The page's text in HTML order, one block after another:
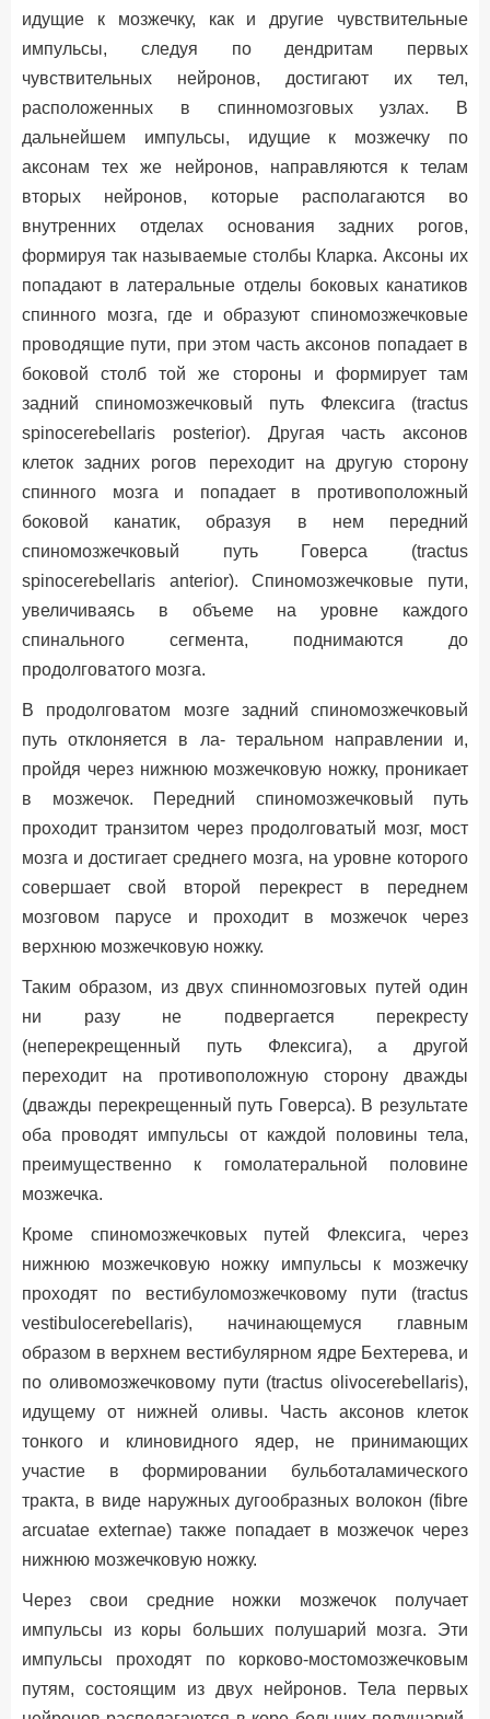
идущие к мозжечку, как и другие чувствительные
импульсы, следуя по дендритам первых
чувствительных нейронов, достигают их тел,
расположенных в спинномозговых узлах. В
дальнейшем импульсы, идущие к мозжечку по
аксонам тех же нейронов, направляются к телам
вторых нейронов, которые располагаются во
внутренних отделах основания задних рогов,
формируя так называемые столбы Кларка. Аксоны их
попадают в латеральные отделы боковых канатиков
спинного мозга, где и образуют спиномозжечковые
проводящие пути, при этом часть аксонов попадает в
боковой столб той же стороны и формирует там
задний спиномозжечковый путь Флексига (tractus
spinocerebellaris posterior). Другая часть аксонов
клеток задних рогов переходит на другую сторону
спинного мозга и попадает в противоположный
боковой канатик, образуя в нем передний
спиномозжечковый путь Говерса (tractus
spinocerebellaris anterior). Спиномозжечковые пути,
увеличиваясь в объеме на уровне каждого
спинального сегмента, поднимаются до
продолговатого мозга.
В продолговатом мозге задний спиномозжечковый
путь отклоняется в ла- теральном направлении и,
пройдя через нижнюю мозжечковую ножку, проникает
в мозжечок. Передний спиномозжечковый путь
проходит транзитом через продолговатый мозг, мост
мозга и достигает среднего мозга, на уровне которого
совершает свой второй перекрест в переднем
мозговом парусе и проходит в мозжечок через
верхнюю мозжечковую ножку.
Таким образом, из двух спинномозговых путей один
ни разу не подвергается перекресту
(неперекрещенный путь Флексига), а другой
переходит на противоположную сторону дважды
(дважды перекрещенный путь Говерса). В результате
оба проводят импульсы от каждой половины тела,
преимущественно к гомолатеральной половине
мозжечка.
Кроме спиномозжечковых путей Флексига, через
нижнюю мозжечковую ножку импульсы к мозжечку
проходят по вестибуломозжечковому пути (tractus
vestibulocerebellaris), начинающемуся главным
образом в верхнем вестибулярном ядре Бехтерева, и
по оливомозжечковому пути (tractus olivocerebellaris),
идущему от нижней оливы. Часть аксонов клеток
тонкого и клиновидного ядер, не принимающих
участие в формировании бульботаламического
тракта, в виде наружных дугообразных волокон (fibre
arcuatae externae) также попадает в мозжечок через
нижнюю мозжечковую ножку.
Через свои средние ножки мозжечок получает
импульсы из коры больших полушарий мозга. Эти
импульсы проходят по корково-мостомозжечковым
путям, состоящим из двух нейронов. Тела первых